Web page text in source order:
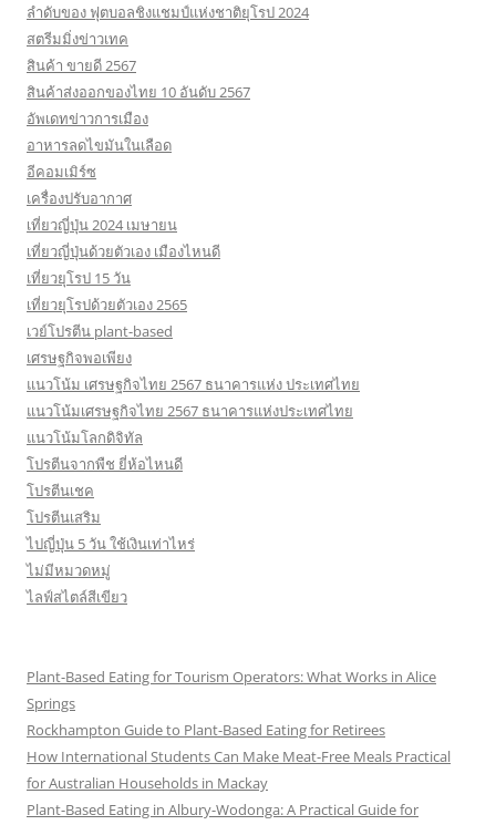
ลำดับของ ฟุตบอลชิงแชมป์แห่งชาติยุโรป 2024
สตรีมมิ่งข่าวเทค
สินค้า ขายดี 2567
สินค้าส่งออกของไทย 10 อันดับ 2567
อัพเดทข่าวการเมือง
อาหารลดไขมันในเลือด
อีคอมเมิร์ซ
เครื่องปรับอากาศ
เที่ยวญี่ปุ่น 2024 เมษายน
เที่ยวญี่ปุ่นด้วยตัวเอง เมืองไหนดี
เที่ยวยุโรป 15 วัน
เที่ยวยุโรปด้วยตัวเอง 2565
เวย์โปรตีน plant-based
เศรษฐกิจพอเพียง
แนวโน้ม เศรษฐกิจไทย 2567 ธนาคารแห่ง ประเทศไทย
แนวโน้มเศรษฐกิจไทย 2567 ธนาคารแห่งประเทศไทย
แนวโน้มโลกดิจิทัล
โปรตีนจากพืช ยี่ห้อไหนดี
โปรตีนเชค
โปรตีนเสริม
ไปญี่ปุ่น 5 วัน ใช้เงินเท่าไหร่
ไม่มีหมวดหมู่
ไลฟ์สไตล์สีเขียว
Plant-Based Eating for Tourism Operators: What Works in Alice
Springs
Rockhampton Guide to Plant-Based Eating for Retirees
How International Students Can Make Meat-Free Meals Practical
for Australian Households in Mackay
Plant-Based Eating in Albury-Wodonga: A Practical Guide for